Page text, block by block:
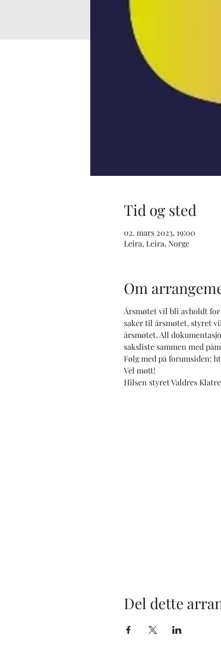
Tid og sted
02. mars 2023, 19:00
Leira, Leira, Norge
Om
Årsmøtet vil bli avholdt
saker til årsmøtet, styret
årsmøtet. All
saksliste sammen med
Følg med på forumsiden:
Vel møtt!
Hilsen styret Valdres
Del dette